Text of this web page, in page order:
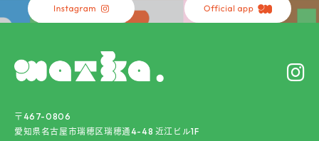
〒467-0806
愛知県名古屋市瑞穂区瑞穂通4-48 近江ビル1F